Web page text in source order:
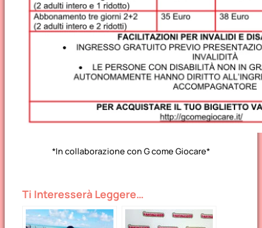
*In collaborazione con G come Giocare*
Ti Interesserà Leggere…